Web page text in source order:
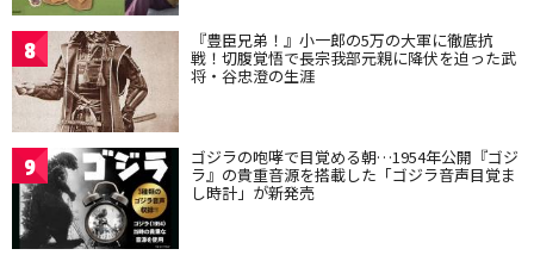
8 『豊臣兄弟！』小一郎の5万の大軍に徹底抗
戦！切腹覚悟で長宗我部元親に降伏を迫った武
将・谷忠澄の生涯
9 ゴジラの咆哮で目覚める朝…1954年公開『ゴジ
ラ』の貴重音源を搭載した「ゴジラ音声目覚ま
し時計」が新発売